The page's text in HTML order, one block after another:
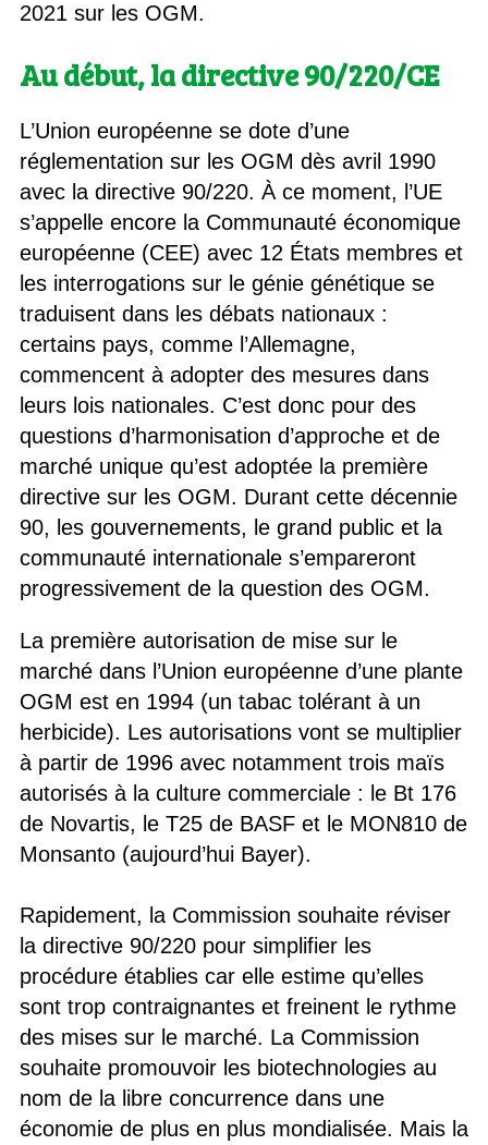
2021 sur les OGM.
Au début, la directive 90/220/CE
L’Union européenne se dote d’une
réglementation sur les OGM dès avril 1990
avec la directive 90/220. À ce moment, l’UE
s’appelle encore la Communauté économique
européenne (CEE) avec 12 États membres et
les interrogations sur le génie génétique se
traduisent dans les débats nationaux :
certains pays, comme l’Allemagne,
commencent à adopter des mesures dans
leurs lois nationales. C’est donc pour des
questions d’harmonisation d’approche et de
marché unique qu’est adoptée la première
directive sur les OGM. Durant cette décennie
90, les gouvernements, le grand public et la
communauté internationale s’empareront
progressivement de la question des OGM.
La première autorisation de mise sur le
marché dans l’Union européenne d’une plante
OGM est en 1994 (un tabac tolérant à un
herbicide). Les autorisations vont se multiplier
à partir de 1996 avec notamment trois maïs
autorisés à la culture commerciale : le Bt 176
de Novartis, le T25 de BASF et le MON810 de
Monsanto (aujourd’hui Bayer).
Rapidement, la Commission souhaite réviser
la directive 90/220 pour simplifier les
procédure établies car elle estime qu’elles
sont trop contraignantes et freinent le rythme
des mises sur le marché. La Commission
souhaite promouvoir les biotechnologies au
nom de la libre concurrence dans une
économie de plus en plus mondialisée. Mais la